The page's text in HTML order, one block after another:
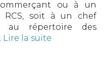
ou à un
RCS, soit à un chef
au répertoire des
Lire la suite